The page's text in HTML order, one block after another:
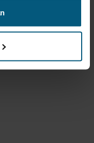
en S4 | RS5 en S5
modellen